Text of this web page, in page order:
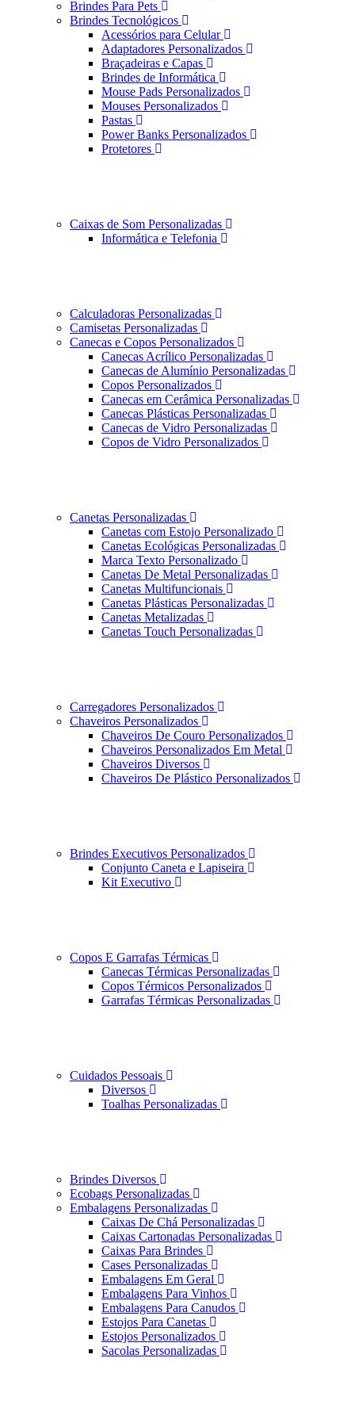
Brindes Para Pets
Brindes Tecnológicos
Acessórios para Celular
Adaptadores Personalizados
Braçadeiras e Capas
Brindes de Informática
Mouse Pads Personalizados
Mouses Personalizados
Pastas
Power Banks Personalizados
Protetores
Caixas de Som Personalizadas
Informática e Telefonia
Calculadoras Personalizadas
Camisetas Personalizadas
Canecas e Copos Personalizados
Canecas Acrílico Personalizadas
Canecas de Alumínio Personalizadas
Copos Personalizados
Canecas em Cerâmica Personalizadas
Canecas Plásticas Personalizadas
Canecas de Vidro Personalizadas
Copos de Vidro Personalizados
Canetas Personalizadas
Canetas com Estojo Personalizado
Canetas Ecológicas Personalizadas
Marca Texto Personalizado
Canetas De Metal Personalizadas
Canetas Multifuncionais
Canetas Plásticas Personalizadas
Canetas Metalizadas
Canetas Touch Personalizadas
Carregadores Personalizados
Chaveiros Personalizados
Chaveiros De Couro Personalizados
Chaveiros Personalizados Em Metal
Chaveiros Diversos
Chaveiros De Plástico Personalizados
Brindes Executivos Personalizados
Conjunto Caneta e Lapiseira
Kit Executivo
Copos E Garrafas Térmicas
Canecas Térmicas Personalizadas
Copos Térmicos Personalizados
Garrafas Térmicas Personalizadas
Cuidados Pessoais
Diversos
Toalhas Personalizadas
Brindes Diversos
Ecobags Personalizadas
Embalagens Personalizadas
Caixas De Chá Personalizadas
Caixas Cartonadas Personalizadas
Caixas Para Brindes
Cases Personalizadas
Embalagens Em Geral
Embalagens Para Vinhos
Embalagens Para Canudos
Estojos Para Canetas
Estojos Personalizados
Sacolas Personalizadas